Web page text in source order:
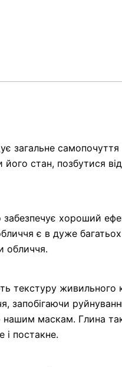
самопочуття
стан, позбутися
хороший
є в дуже багатьох
обличчя.
текстуру живильного
руйнуванню
нашим маскам. Глина
і постакне.